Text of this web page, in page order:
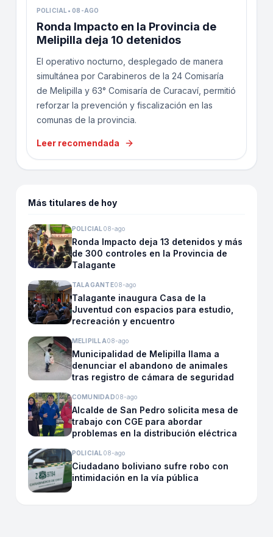
POLICIAL •08-AGO
Ronda Impacto en la Provincia de
Melipilla deja 10 detenidos
El operativo nocturno, desplegado de manera
simultánea por Carabineros de la 24 Comisaría
de Melipilla y 63° Comisaría de Curacaví, permitió
reforzar la prevención y fiscalización en las
comunas de la provincia.
Leer recomendada
Más titulares de hoy
POLICIAL 08-ago
Ronda Impacto deja 13 detenidos y más
de 300 controles en la Provincia de
Talagante
TALAGANTE08-ago
Talagante inaugura Casa de la
Juventud con espacios para estudio,
recreación y encuentro
MELIPILLA08-ago
Municipalidad de Melipilla llama a
denunciar el abandono de animales
tras registro de cámara de seguridad
COMUNIDAD08-ago
Alcalde de San Pedro solicita mesa de
trabajo con CGE para abordar
problemas en la distribución eléctrica
POLICIAL 08-ago
Ciudadano boliviano sufre robo con
intimidación en la vía pública